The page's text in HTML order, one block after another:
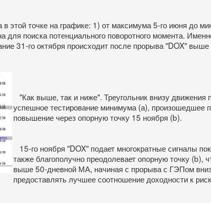
этой точке на графике: 1) от максимума 5-го июня до
для поиска потенциального поворотного момента.
31-го октября происходит после прорыва "DOX"
"Как выше, так и ниже". Треугольник внизу движения
успешное тестирование минимума (а),
повышение через опорную точку 15 ноября (b).
15-го ноября "DOX" подает многократные сигналы
также благополучно преодолевает опорную точку (b),
выше 50-дневной МА, начиная с прорыва с ГЭПом
предоставлять лучшее соотношение доходности к